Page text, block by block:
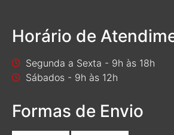
Horário de
Segunda a Sexta - 9h às 18h
Sábados - 9h às 12h
Formas de Envio